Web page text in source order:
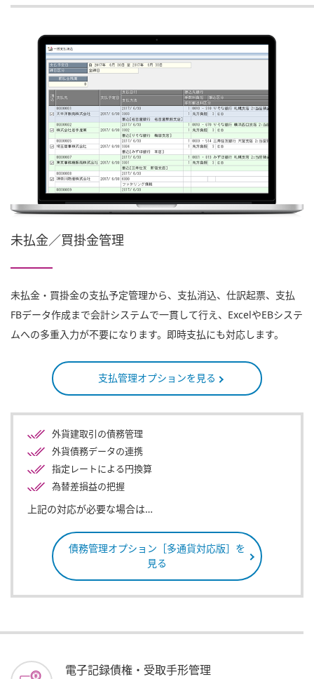
未払金／買掛金管理
未払金・買掛金の支払予定管理から、支払消込、仕訳起票、支払
FBデータ作成まで会計システムで一貫して行え、ExcelやEBシステ
ムへの多重入力が不要になります。即時支払にも対応します。
支払管理オプションを見る
外貨建取引の債務管理
外貨債務データの連携
指定レートによる円換算
為替差損益の把握
上記の対応が必要な場合は…
債務管理オプション ［多通貨対応版］を
見る
電子記録債権・受取手形管理